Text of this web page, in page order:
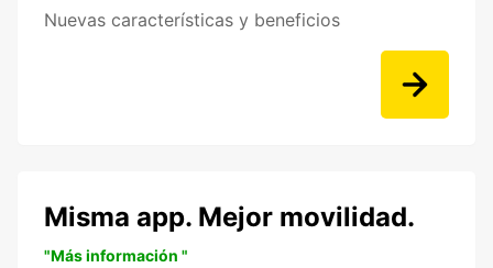
Nuevas características y beneficios
Misma app. Mejor movilidad.
"Más información "